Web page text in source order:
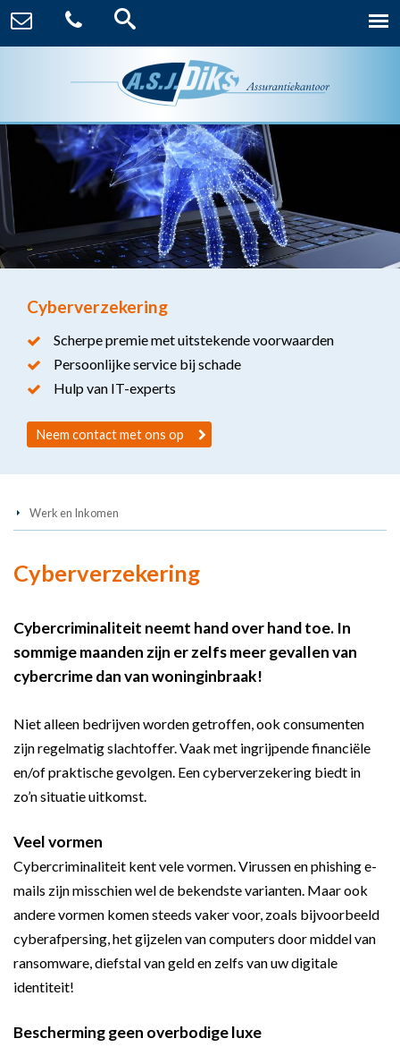
Cyberverzekering
Scherpe premie met uitstekende voorwaarden
Persoonlijke service bij schade
Hulp van IT-experts
Neem contact met ons op
Werk en Inkomen
Cyberverzekering
Cybercriminaliteit neemt hand over hand toe. In
sommige maanden zijn er zelfs meer gevallen van
cybercrime dan van woninginbraak!
Niet alleen bedrijven worden getroffen, ook consumenten
zijn regelmatig slachtoffer. Vaak met ingrijpende financiële
en/of praktische gevolgen. Een cyberverzekering biedt in
zo’n situatie uitkomst.
Veel vormen
Cybercriminaliteit kent vele vormen. Virussen en phishing e-
mails zijn misschien wel de bekendste varianten. Maar ook
andere vormen komen steeds vaker voor, zoals bijvoorbeeld
cyberafpersing, het gijzelen van computers door middel van
ransomware, diefstal van geld en zelfs van uw digitale
identiteit!
Bescherming geen overbodige luxe